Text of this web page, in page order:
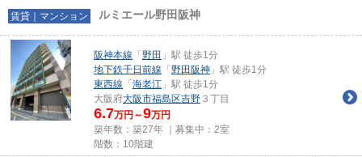
賃貸｜マンション ルミエール野田阪神
阪神本線 「 野田 」駅 徒歩1分
地下鉄千日前線 「 野田阪神 」駅 徒歩1分
東西線 「 海老江 」駅 徒歩1分
大阪府大阪市福島区吉野 ３丁目
6.7万円～9万円
築年数：築27年 ｜募集中： 2室
階数：10階建